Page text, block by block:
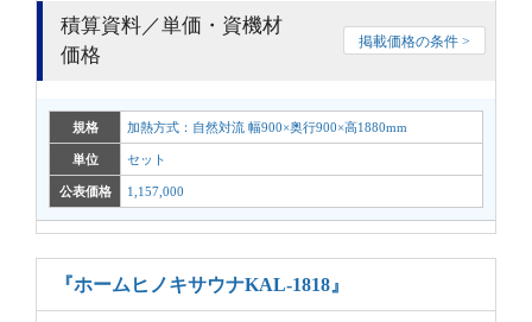
積算資料／単価・資機材
価格
掲載価格の条件 >
規格 加熱方式：自然対流 幅900×奥行900×高1880mm
単位 セット
公表価格 1,157,000
『ホームヒノキサウナKAL-1818』